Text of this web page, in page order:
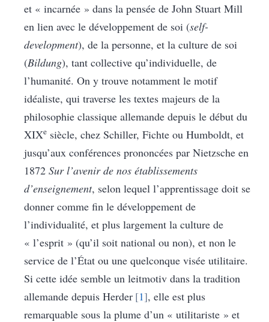
et « incarnée » dans la pensée de John Stuart Mill
en lien avec le développement de soi (self-
development), de la personne, et la culture de soi
(Bildung), tant collective qu’individuelle, de
l’humanité. On y trouve notamment le motif
idéaliste, qui traverse les textes majeurs de la
philosophie classique allemande depuis le début du
XIXe siècle, chez Schiller, Fichte ou Humboldt, et
jusqu’aux conférences prononcées par Nietzsche en
1872 Sur l’avenir de nos établissements
d’enseignement, selon lequel l’apprentissage doit se
donner comme fin le développement de
l’individualité, et plus largement la culture de
« l’esprit » (qu’il soit national ou non), et non le
service de l’État ou une quelconque visée utilitaire.
Si cette idée semble un leitmotiv dans la tradition
allemande depuis Herder 1 , elle est plus
remarquable sous la plume d’un « utilitariste » et